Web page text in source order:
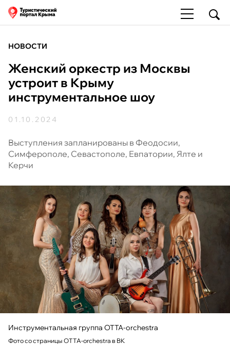
НОВОСТИ
Женский оркестр из Москвы
устроит в Крыму
инструментальное шоу
01.10.2024
Выступления запланированы в Феодосии,
Симферополе, Севастополе, Евпатории, Ялте и
Керчи
Инструментальная группа OTTA-orchestra
Фото со страницы OTTA-orchestra в ВК